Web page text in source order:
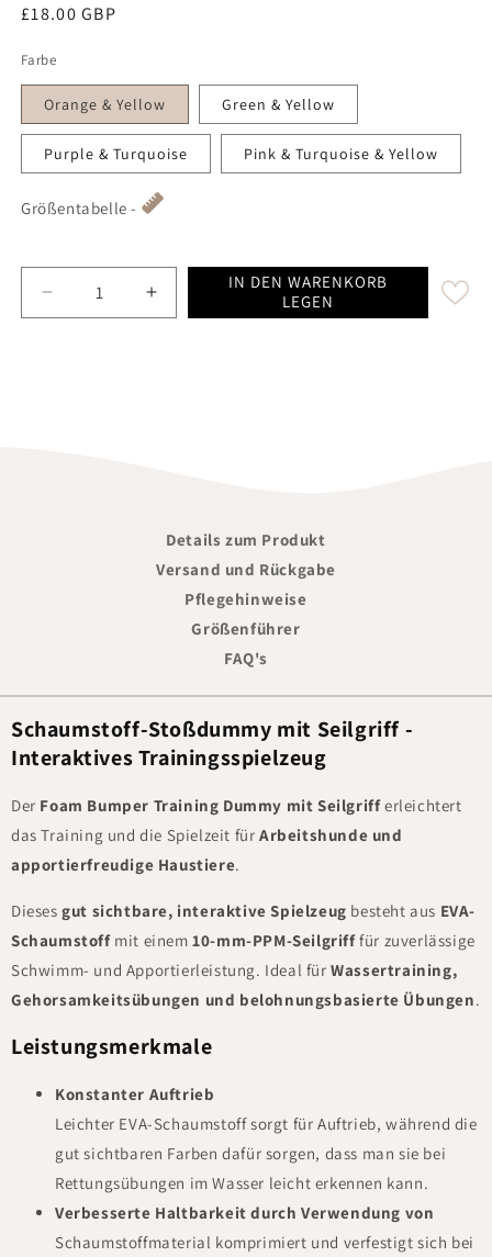
Regulärer Preis
£18.00 GBP
Farbe
Orange & Yellow Green & Yellow
Purple & Turquoise Pink & Turquoise & Yellow
Größentabelle -
Decrease quantity for
IN DEN WARENKORB
LEGEN
Details zum Produkt
Versand und Rückgabe
Pflegehinweise
Größenführer
FAQ's
Schaumstoff-Stoßdummy mit Seilgriff -
Interaktives Trainingsspielzeug
Der Foam Bumper Training Dummy mit Seilgrifferleichtert
das Training und die Spielzeit fürArbeitshunde und
apportierfreudige Haustiere.
Diesesgut sichtbare, interaktive Spielzeug besteht aus EVA-
Schaumstoffmit einem10-mm-PPM-Seilgrifffür zuverlässige
Schwimm- und Apportierleistung. Ideal fürWassertraining,
Gehorsamkeitsübungen und belohnungsbasierte Übungen.
Leistungsmerkmale
Konstanter Auftrieb
Leichter EVA-Schaumstoff sorgt für Auftrieb, während die
gut sichtbaren Farben dafür sorgen, dass man sie bei
Rettungsübungen im Wasser leicht erkennen kann.
Verbesserte Haltbarkeit durch Verwendung von
Schaumstoffmaterial komprimiert und verfestigt sich bei